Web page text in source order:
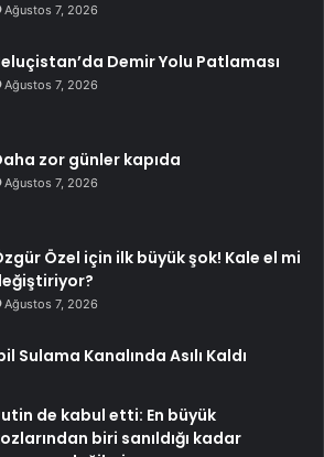
Ağustos 7, 2026
Demir Yolu Patlaması
Ağustos 7, 2026
zor günler kapıda
Ağustos 7, 2026
Özel için ilk büyük şok! Kale el mi
Ağustos 7, 2026
Sulama Kanalında Asılı Kaldı
de kabul etti: En büyük
biri sanıldığı kadar